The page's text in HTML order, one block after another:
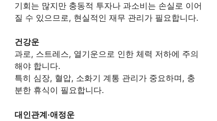
기회는 많지만 충동적 투자나 과소비는 손실로 이어
질 수 있으므로, 현실적인 재무 관리가 필요합니다.
건강운
과로, 스트레스, 열기운으로 인한 체력 저하에 주의
해야 합니다.
특히 심장, 혈압, 소화기 계통 관리가 중요하며, 충
분한 휴식이 필요합니다.
대인관계·애정운